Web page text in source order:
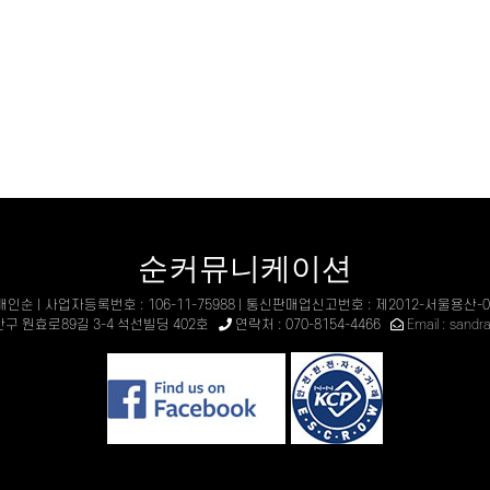
순커뮤니케이션
인순 | 사업자등록번호 : 106-11-75988 | 통신판매업신고번호 : 제2012-서울용산-
구 원효로89길 3-4 석선빌딩 402호
연락처 : 070-8154-4466 Email :